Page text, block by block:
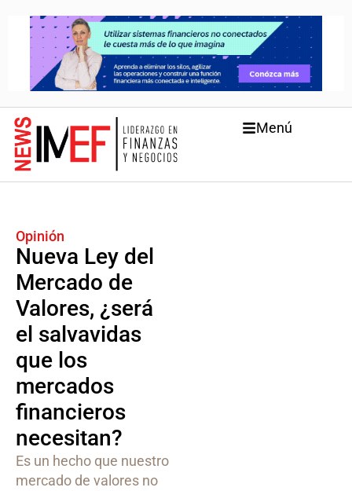
Menú
Opinión
Nueva Ley del
Mercado de
Valores, ¿será
el salvavidas
que los
mercados
financieros
necesitan?
Es un hecho que nuestro
mercado de valores no